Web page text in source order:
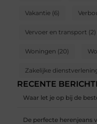
Vakantie (6)
Vervoer en transport (2)
Woningen (20)
Zakelijke
RECENTE
Waar let je op bij de
De perfecte herenjeans